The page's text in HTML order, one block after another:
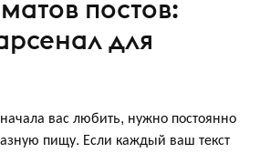
постов:
для
вас любить, нужно постоянно
пищу. Если каждый ваш текст